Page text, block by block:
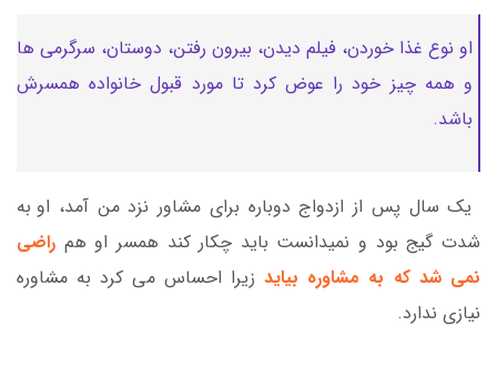
او نوع غذا خوردن، فیلم دیدن، بیرون رفتن، دوستان، سرگرمی ها
و همه چیز خود را عوض کرد تا مورد قبول خانواده همسرش
باشد.
یک سال پس از ازدواج دوباره برای مشاور نزد من آمد، او به
شدت گیج بود و نمیدانست باید چکار کند همسر او هم راضی
نمی شد که به مشاوره بیاید زیرا احساس می کرد به مشاوره
نیازی ندارد.